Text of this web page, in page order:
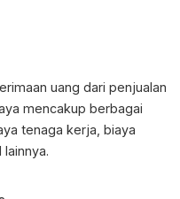
uang dari penjualan
mencakup berbagai
tenaga kerja, biaya